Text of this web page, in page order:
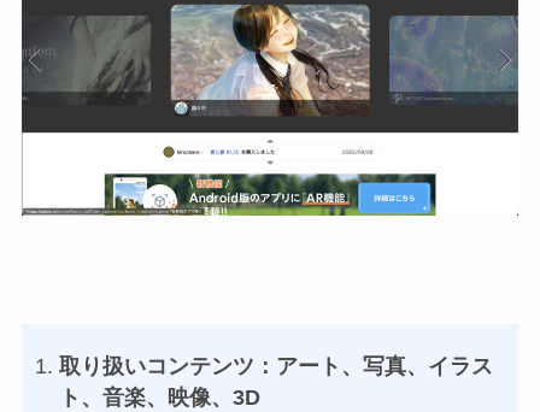
取り扱いコンテンツ：アート、写真、イラス
ト、音楽、映像、3D